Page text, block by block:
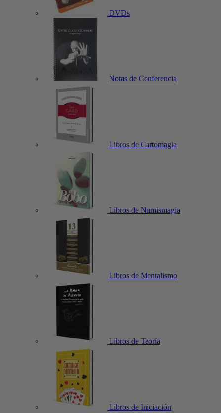
DVDs
Notas de Conferencia
Libros de Cartomagia
Libros de Numismagia
Libros de Mentalismo
Libros de Teoría
Libros de Iniciación